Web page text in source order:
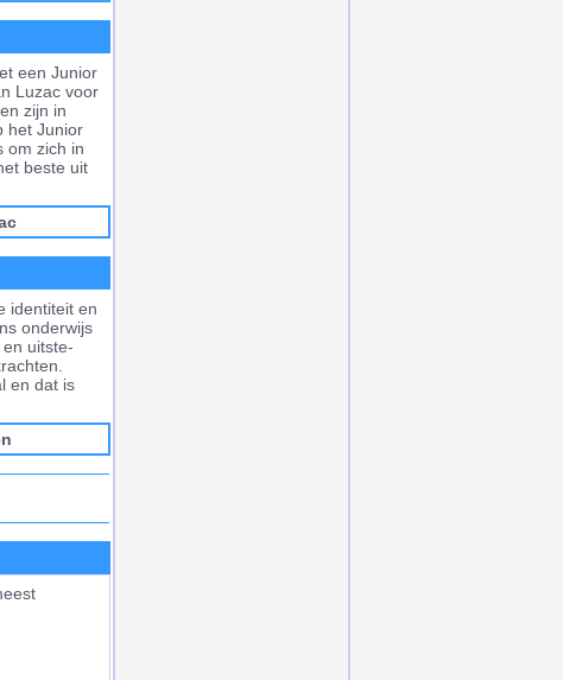
een Junior
Luzac voor
zijn in
het Junior
om zich in
beste uit
identiteit en
onderwijs
uitste-
en dat is